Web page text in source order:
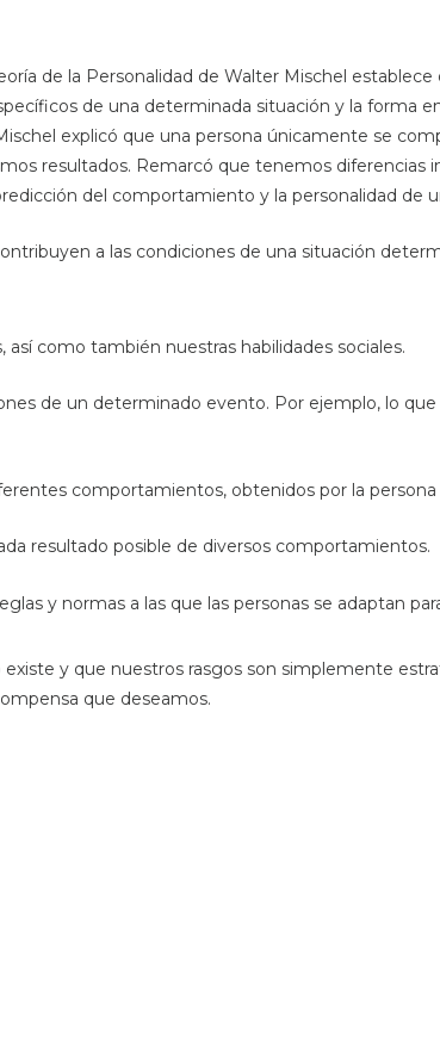
de la Personalidad de Walter Mischel
de una determinada situación y la forma
explicó que una persona únicamente se
resultados. Remarcó que tenemos diferencias
del comportamiento y la personalidad de
a las condiciones de una situación
como también nuestras habilidades sociales.
de un determinado evento. Por ejemplo, lo
comportamientos, obtenidos por la
resultado posible de diversos comportamientos.
y normas a las que las personas se adaptan
y que nuestros rasgos son simplemente
que deseamos.